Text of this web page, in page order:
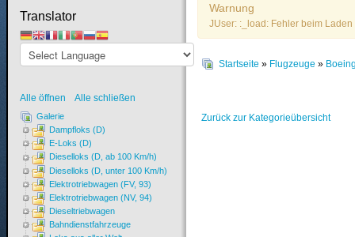
Warnung
JUser: :_load: Fehler beim
Startseite » Flugzeuge »
Zurück zur Kategorieübersicht
Translator
Alle öffnen Alle schließen
Galerie
Dampfloks (D)
E-Loks (D)
Dieselloks (D, ab 100 Km/h)
Dieselloks (D, unter 100 Km/h)
Elektrotriebwagen (FV, 93)
Elektrotriebwagen (NV, 94)
Dieseltriebwagen
Bahndienstfahrzeuge